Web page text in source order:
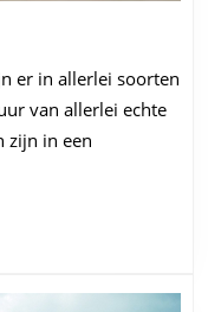
er in allerlei soorten
van allerlei echte
zijn in een